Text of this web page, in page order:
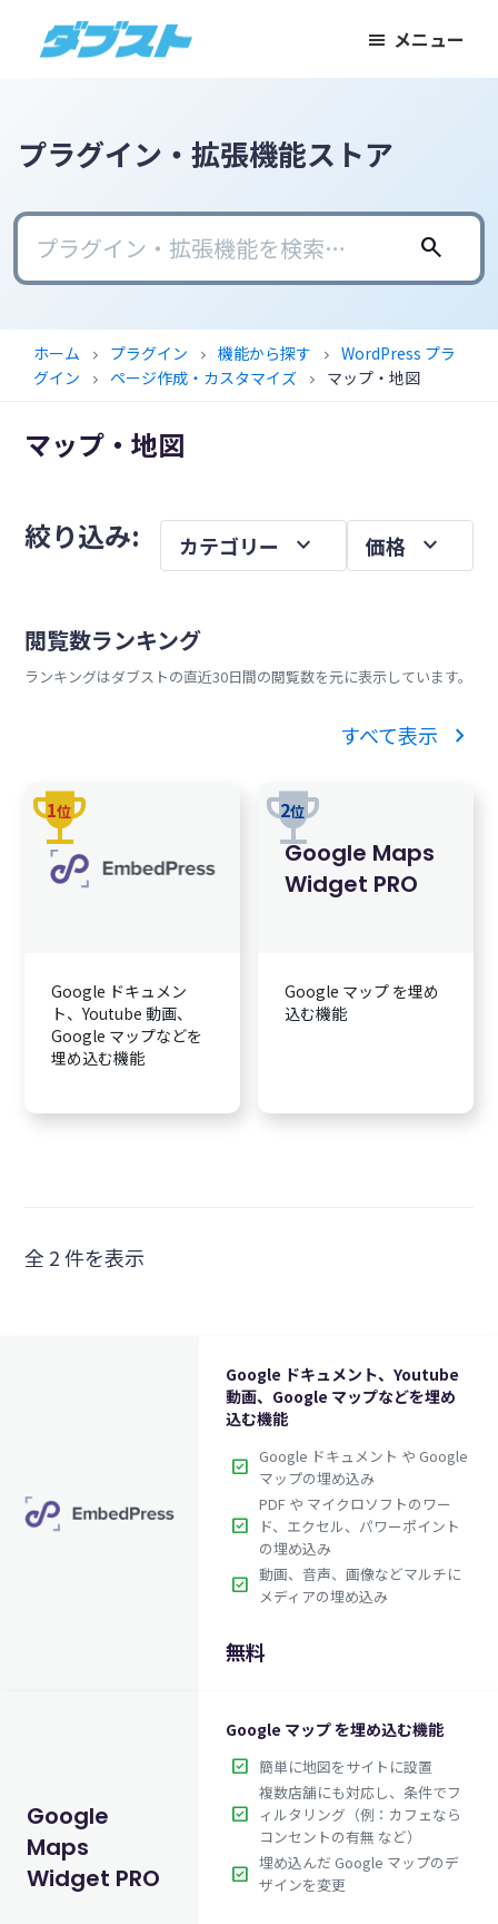
ン
に
バ
に
キ
プ
ト
の
モ
ー
ネ
に
武
を
メニュー
プラグイン・拡張機能ストア
search
ホーム chevron_right プラグイン chevron_right 機能から探す chevron_right
WordPress プラ
グイン
chevron_right ページ作成・カスタマイズ chevron_right マップ・地図
マップ・地図
メ
サ
イ
ド
絞り込み: 価格 expand_more
カテゴリー expand_more
閲覧数ランキング
ランキングはダブストの直近30日間の閲覧数を元に表示しています。
すべて表示 chevron_right
trophy
1位
Google ドキュメン
ト、Youtube 動画、
Google マップなどを
埋め込む機能
trophy
2位
Google Maps
Widget PRO
Google マップ を埋め
込む機能
全 2 件を表示
Google ドキュメント、Youtube
動画、Google マップなどを埋め
込む機能
check_box Google ドキュメント や Google
マップの埋め込み
check_box
PDF や マイクロソフトのワー
ド、エクセル、パワーポイント
の埋め込み
check_box 動画、音声、画像などマルチに
メディアの埋め込み
無料
Google
Maps
Widget PRO
Google マップ を埋め込む機能
check_box 簡単に地図をサイトに設置
check_box
複数店舗にも対応し、条件でフ
ィルタリング（例：カフェなら
コンセントの有無 など）
check_box 埋め込んだ Google マップのデ
ザインを変更